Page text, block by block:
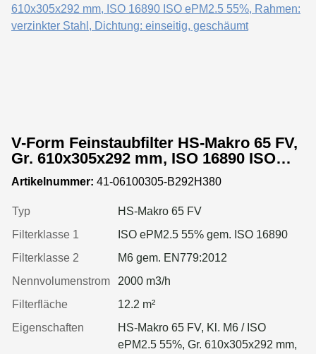
V-Form Feinstaubfilter HS-Makro 65 FV,
Gr. 610x305x292 mm, ISO 16890 ISO
ePM2.5 55%, Rahmen: verzinkter Stahl,
Dichtung: einseitig, geschäumt
Artikelnummer: 41-06100305-B292H380
Typ
HS-Makro 65 FV
Filterklasse 1
ISO ePM2.5 55% gem. ISO 16890
Filterklasse 2
M6 gem. EN779:2012
Nennvolumenstrom
2000 m3/h
Filterfläche
12.2 m²
Eigenschaften
HS-Makro 65 FV, Kl. M6 / ISO
ePM2.5 55%, Gr. 610x305x292 mm,